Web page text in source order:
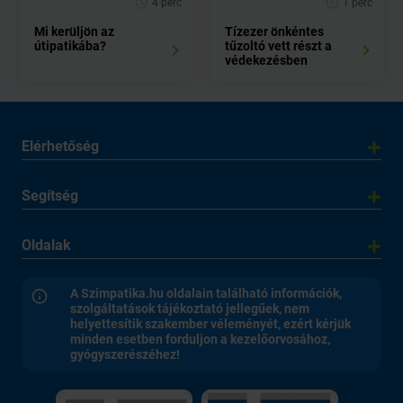
4 perc
Mi kerüljön az
útipatikába?
1 perc
Tízezer önkéntes
tűzoltó vett részt a
védekezésben
Elérhetőség
Segítség
Oldalak
A Szimpatika.hu oldalain található információk,
szolgáltatások tájékoztató jellegűek, nem
helyettesítik szakember véleményét, ezért kérjük
minden esetben forduljon a kezelőorvosához,
gyógyszerészéhez!